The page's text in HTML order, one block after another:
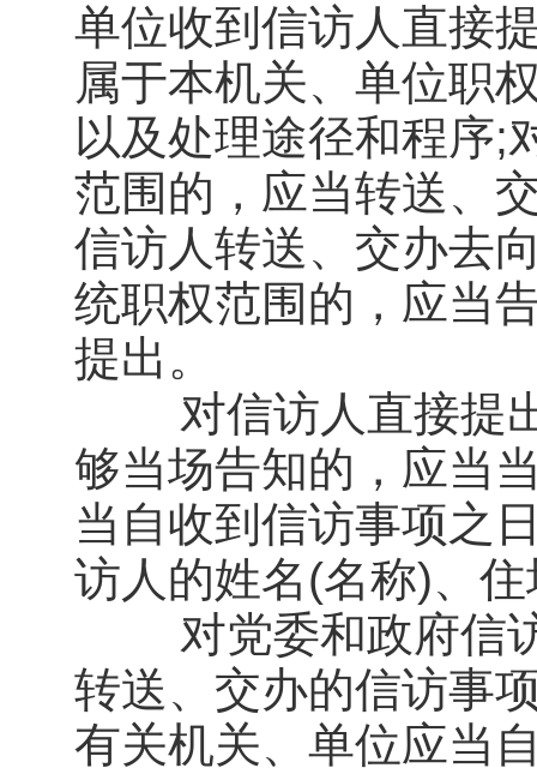
单位收到信访人直接
属于本机关、单位职
以及处理途径和程序;
范围的，应当转送、
信访人转送、交办去
统职权范围的，应当
提出。
对信访人直接提出
够当场告知的，应当
当自收到信访事项之
访人的姓名(名称)、
对党委和政府信访
转送、交办的信访事
有关机关、单位应当